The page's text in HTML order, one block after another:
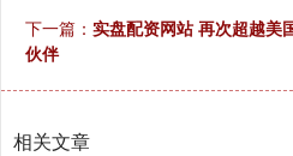
下一篇： 实盘配资网站 再次超越美
伙伴
相关文章